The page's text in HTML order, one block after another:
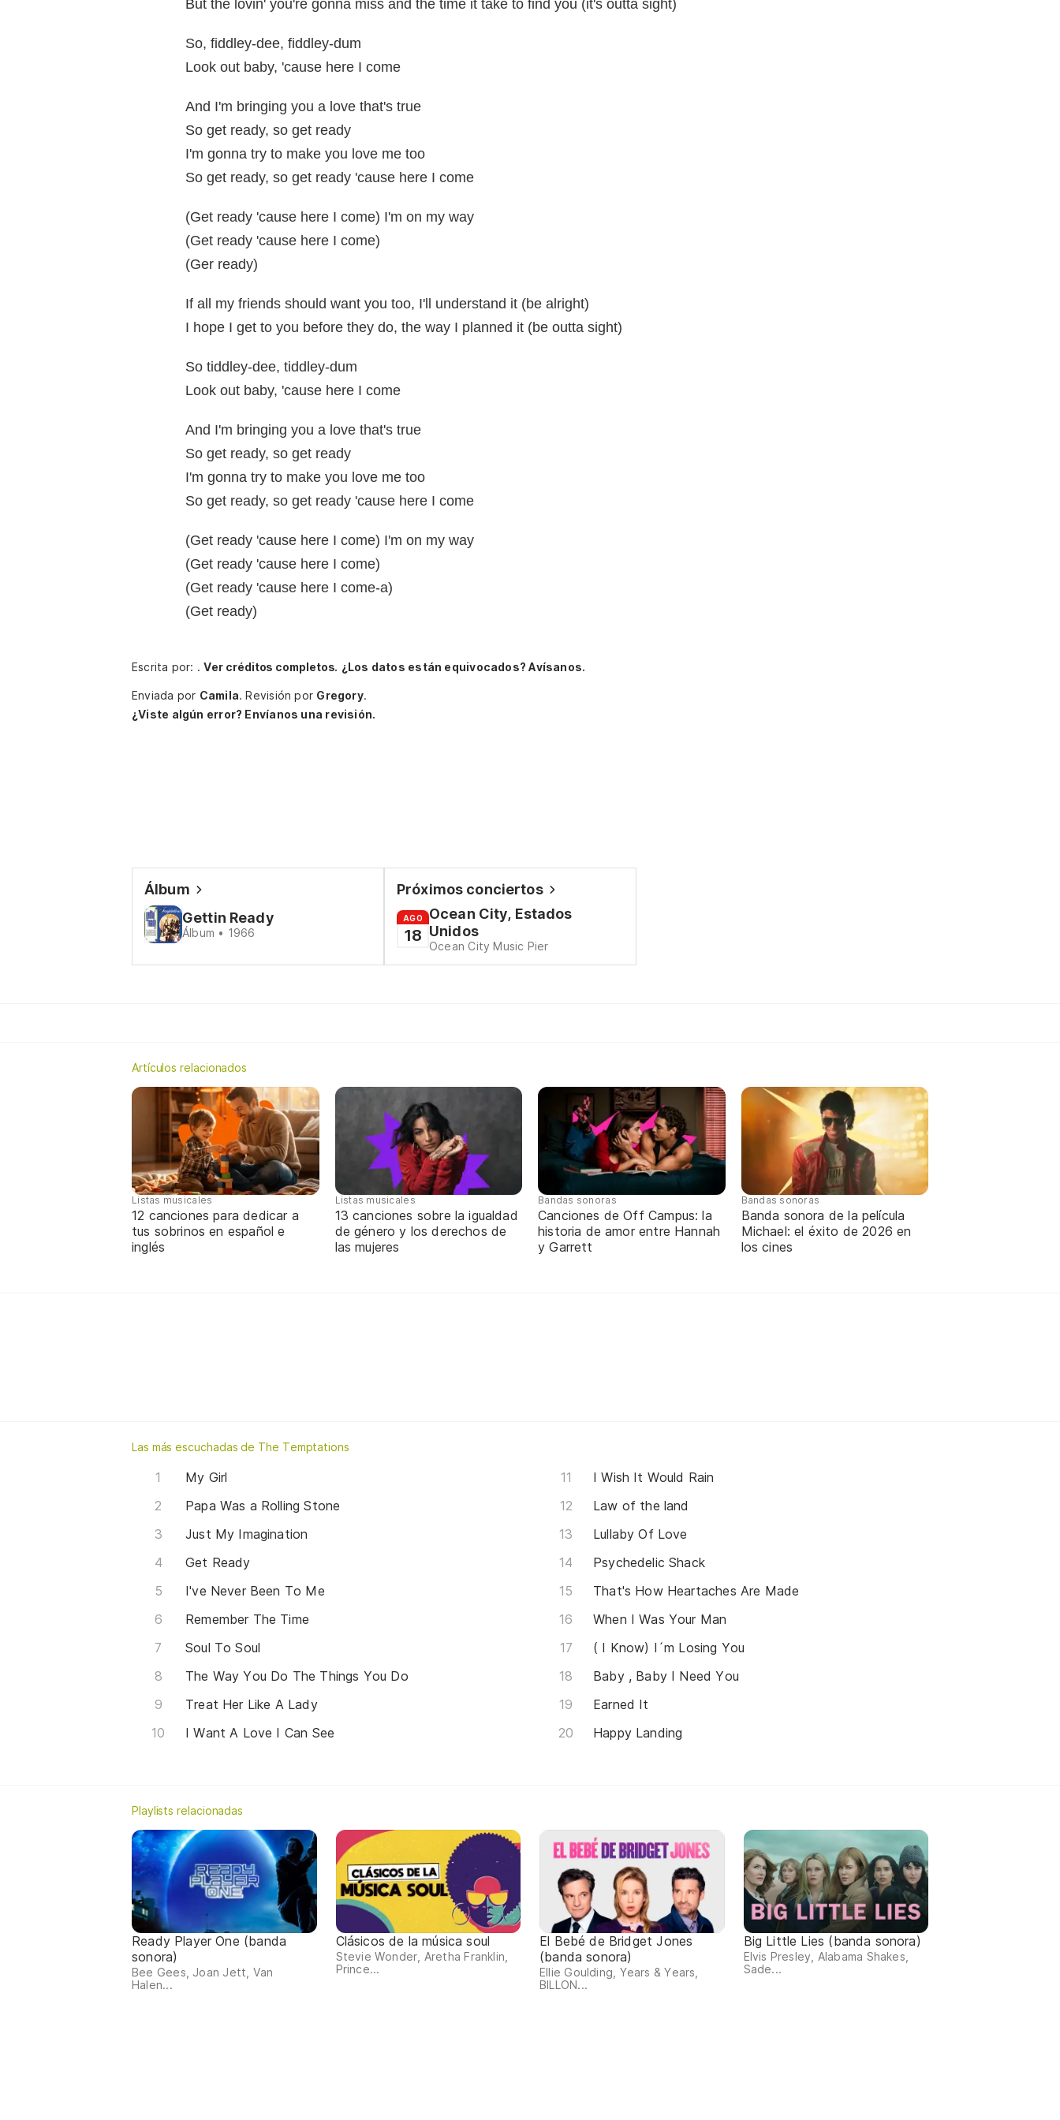
But the lovin' you're gonna miss and the time it take to find you (it's outta sight)
So, fiddley-dee, fiddley-dum
Look out baby, 'cause here I come
And I'm bringing you a love that's true
So get ready, so get ready
I'm gonna try to make you love me too
So get ready, so get ready 'cause here I come
(Get ready 'cause here I come) I'm on my way
(Get ready 'cause here I come)
(Ger ready)
If all my friends should want you too, I'll understand it (be alright)
I hope I get to you before they do, the way I planned it (be outta sight)
So tiddley-dee, tiddley-dum
Look out baby, 'cause here I come
And I'm bringing you a love that's true
So get ready, so get ready
I'm gonna try to make you love me too
So get ready, so get ready 'cause here I come
(Get ready 'cause here I come) I'm on my way
(Get ready 'cause here I come)
(Get ready 'cause here I come-a)
(Get ready)
Escrita por: .Ver créditos completos. ¿Los datos están equivocados? Avísanos.
Enviada por Camila. Revisión por Gregory.
¿Viste algún error? Envíanos una revisión.
Álbum
Gettin Ready
Álbum • 1966
Próximos conciertos
AGO
18
Ocean City, Estados
Unidos
Ocean City Music Pier
Artículos relacionados
Listas musicales
12 canciones para dedicar a
tus sobrinos en español e
inglés
Listas musicales
13 canciones sobre la igualdad
de género y los derechos de
las mujeres
Bandas sonoras
Canciones de Off Campus: la
historia de amor entre Hannah
y Garrett
Bandas sonoras
Banda sonora de la película
Michael: el éxito de 2026 en
los cines
Las más escuchadas de The Temptations
My Girl
Papa Was a Rolling Stone
Just My Imagination
Get Ready
I've Never Been To Me
Remember The Time
Soul To Soul
The Way You Do The Things You Do
Treat Her Like A Lady
I Want A Love I Can See
I Wish It Would Rain
Law of the land
Lullaby Of Love
Psychedelic Shack
That's How Heartaches Are Made
When I Was Your Man
( I Know) I´m Losing You
Baby , Baby I Need You
Earned It
Happy Landing
Playlists relacionadas
Ready Player One (banda
sonora)
Bee Gees, Joan Jett, Van
Halen...
Clásicos de la música soul
Stevie Wonder, Aretha Franklin,
Prince...
El Bebé de Bridget Jones
(banda sonora)
Ellie Goulding, Years & Years,
BILLON...
Big Little Lies (banda sonora)
Elvis Presley, Alabama Shakes,
Sade...